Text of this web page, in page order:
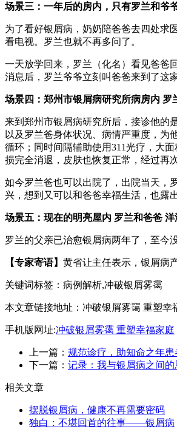
场景三：一年后的房内，只有罗兰和爷
为了看好银屑病，奶奶陪爸爸去四处
看电视。罗兰也就不再多问了。
一天放学回来，罗兰（化名）看见爸
消息后，罗兰爷爷立刻叫爸爸来到了这
场景四：郑州市银屑病研究所病房内
来到郑州市银屑病研究所后，接诊他的
以及罗兰爸身体状况、病情严重度，为
循环；同时间隔辅助使用311光疗，大
损完全消退，皮肤也恢复正常，经过再
如今罗兰爸也可以出院了，出院当天，
兴，想到又可以和爸爸幸福生活，也露
场景五：现在的明亮屋内 罗兰和爸爸
罗兰的父亲已治愈银屑病两年了，至今
【专家寄语】 黄省让主任表示，银屑病
关键词标签：病例解析,冲破银屑雾霭
本文章链接地址：冲破银屑雾霭 重塑幸
手机版网址:冲破银屑雾霭 重塑幸福家庭
上一篇： 规范诊疗，助知命之年患
下一篇： 记录：我与银屑病之间的
相关文章
摆脱银屑病，健康不再需要密码
独白：不堪回首的往事——银屑病